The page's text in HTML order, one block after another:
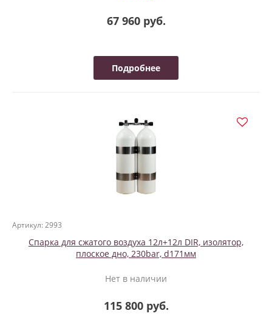
67 960 руб.
Подробнее
Артикул: 2993
Спарка для сжатого воздуха 12л+12л DIR, изолятор,
плоское дно, 230bar, d171мм
Нет в наличии
115 800 руб.